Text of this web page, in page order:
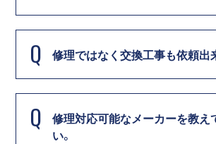
Q 修理ではなく交換工事も依頼出
Q
修理対応可能なメーカーを教え
い。